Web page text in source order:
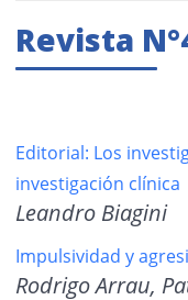
Revista
Editorial: Los
investigación clínica
Leandro Biagini
Impulsividad y
Rodrigo Arrau,